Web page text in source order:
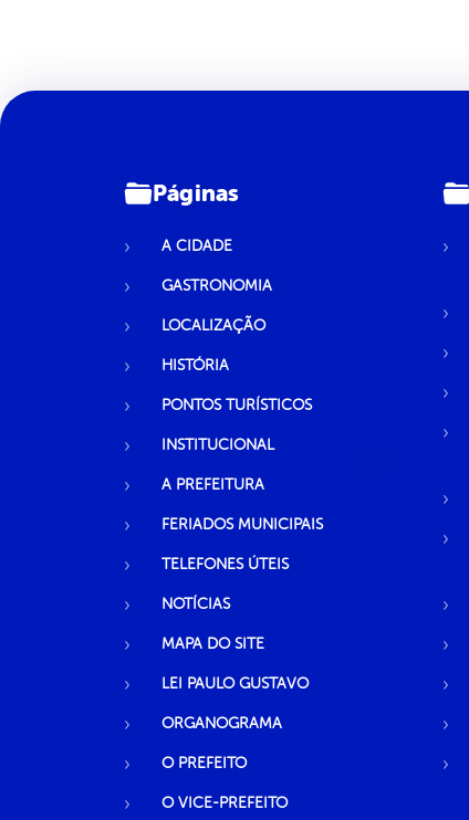
Páginas
A CIDADE
GASTRONOMIA
LOCALIZAÇÃO
HISTÓRIA
PONTOS TURÍSTICOS
INSTITUCIONAL
A PREFEITURA
FERIADOS MUNICIPAIS
TELEFONES ÚTEIS
NOTÍCIAS
MAPA DO SITE
LEI PAULO GUSTAVO
ORGANOGRAMA
O PREFEITO
O VICE-PREFEITO